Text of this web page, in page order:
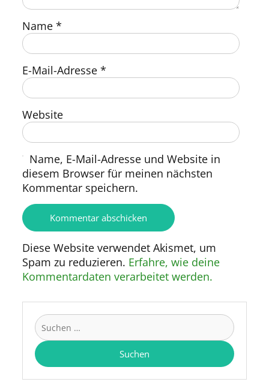
Name*
E-Mail-Adresse*
Website
Name, E-Mail-Adresse und Website in
diesem Browser für meinen nächsten
Kommentar speichern.
Diese Website verwendet Akismet, um
Spam zu reduzieren. Erfahre, wie deine
Kommentardaten verarbeitet werden.
Suchen
nach: